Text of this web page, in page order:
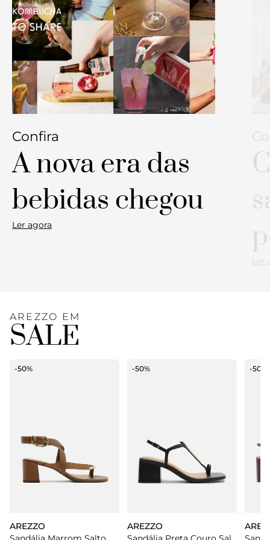
Confira
A nova era das
bebidas chegou
Ler agora
AREZZO EM
SALE
-50%
AREZZO
-50%
AREZZO
-50%